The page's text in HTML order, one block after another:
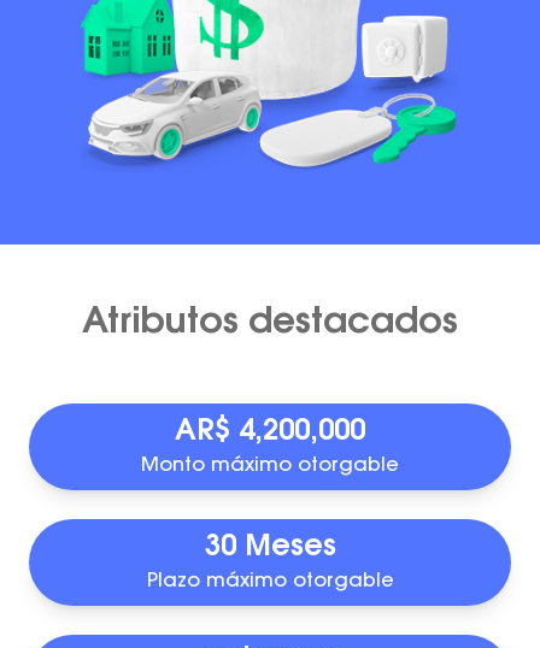
Atributos destacados
AR$ 4,200,000
Monto máximo otorgable
30 Meses
Plazo máximo otorgable